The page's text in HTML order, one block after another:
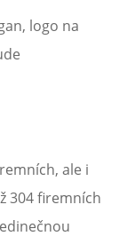
logo na
ale i
304 firemních